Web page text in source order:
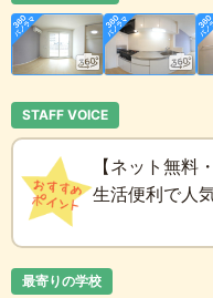
STAFF VOICE
【ネット無料
生活便利で人
最寄りの学校